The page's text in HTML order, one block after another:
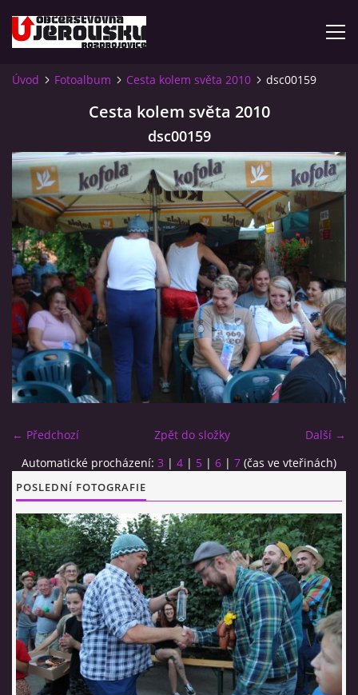
VIDLÁCKÝ VÍCEBOJ 2023 - VIDEO
OTEVÍRACÍ DOBA
VIDLÁCKÝ VÍCEBOJ 2020 - ČLÁNEK Z ROZDROJOVICKÉ
DRBNY 4/2020
VIDLÁCKÝ VÍCEBOJ 2020 - VIDEO
CO SI U NÁS DÁTE?
FOTOALBUM
CESTA KOLEM SVĚTA 2014 - VIDEO
VIDLÁCKÝ VÍCEBOJ 2023
CENÍK
Úvod Fotoalbum Cesta kolem světa 2010 dsc00159
Cesta kolem světa 2010
dsc00159
← Předchozí Další →
Zpět do složky
Automatické procházení: 3 | 4 | 5 | 6 | 7 (čas ve vteřinách)
POSLEDNÍ FOTOGRAFIE